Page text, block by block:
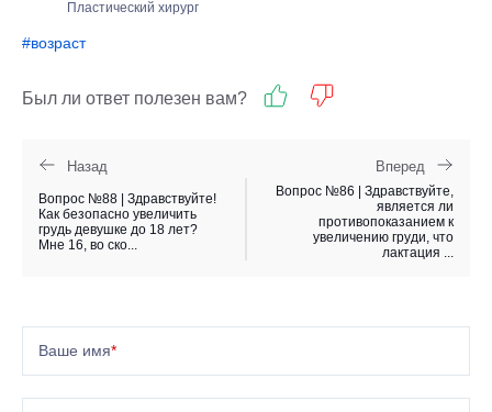
Пластический хирург
#возраст
Был ли ответ полезен вам?
Назад
Вопрос №88 | Здравствуйте!
Как безопасно увеличить
грудь девушке до 18 лет?
Мне 16, во ско...
Вперед
Вопрос №86 | Здравствуйте,
является ли
противопоказанием к
увеличению груди, что
лактация ...
Ваше имя*